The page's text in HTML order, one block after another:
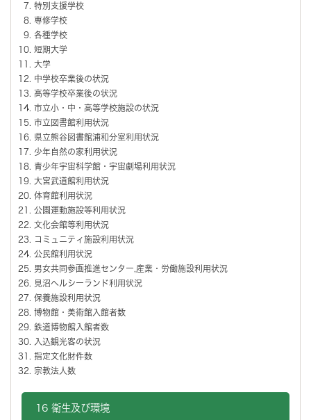
特別支援学校
専修学校
各種学校
短期大学
大学
中学校卒業後の状況
高等学校卒業後の状況
市立小・中・高等学校施設の状況
市立図書館利用状況
県立熊谷図書館浦和分室利用状況
少年自然の家利用状況
青少年宇宙科学館・宇宙劇場利用状況
大宮武道館利用状況
体育館利用状況
公園運動施設等利用状況
文化会館等利用状況
コミュニティ施設利用状況
公民館利用状況
男女共同参画推進センター,産業・労働施設利用状況
見沼ヘルシーランド利用状況
保養施設利用状況
博物館・美術館入館者数
鉄道博物館入館者数
入込観光客の状況
指定文化財件数
宗教法人数
16 衛生及び環境